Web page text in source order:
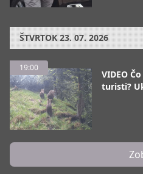
ŠTVRTOK 23. 07. 2026
19:00
VIDEO
turisti?